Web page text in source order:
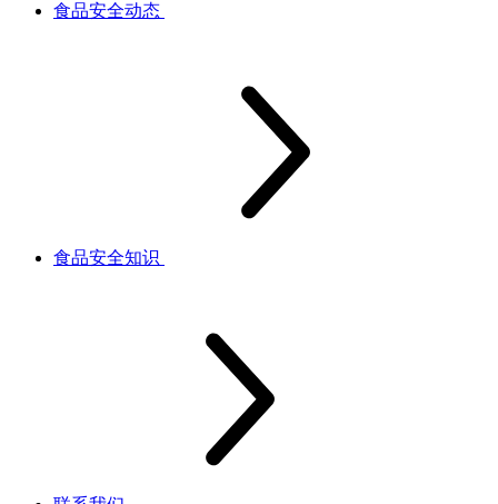
食品安全动态
食品安全知识